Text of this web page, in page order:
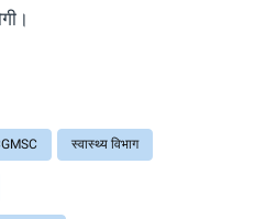
स्वास्थ्य विभाग